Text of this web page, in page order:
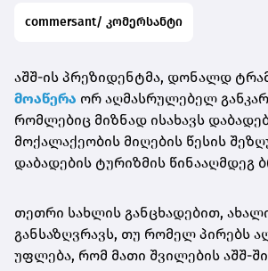
commersant/ კომერსანტი
აშშ-ის პრეზიდენტმა, დონალდ
მოაწერა ორ აღმასრულებელ
რომლებიც მიზნად ისახავს
მოქალაქეობის მიღების წესის
დაბადების ტურიზმის წინააღმდეგ
თეთრი სახლის განცხადებით,
განსაზღვრავს, თუ რომელ პირებს
უფლება, რომ მათი შვილების აშშ-